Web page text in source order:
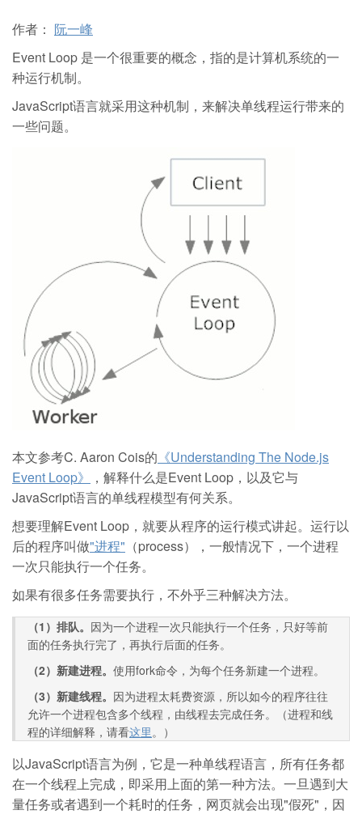
作者： 阮一峰
Event Loop 是一个很重要的概念，指的是计算机系统的一
种运行机制。
JavaScript语言就采用这种机制，来解决单线程运行带来的
一些问题。
本文参考C. Aaron Cois的 《Understanding The Node.js
Event Loop》
，解释什么是Event Loop，以及它与
JavaScript语言的单线程模型有何关系。
想要理解Event Loop，就要从程序的运行模式讲起。运行以
后的程序叫做"进程" （process），一般情况下，一个进程
一次只能执行一个任务。
如果有很多任务需要执行，不外乎三种解决方法。
（1）排队。 因为一个进程一次只能执行一个任务，只好等前
面的任务执行完了，再执行后面的任务。
（2）新建进程。 使用fork命令，为每个任务新建一个进程。
（3）新建线程。 因为进程太耗费资源，所以如今的程序往往
允许一个进程包含多个线程，由线程去完成任务。（进程和线
程的详细解释，请看这里。）
以JavaScript语言为例，它是一种单线程语言，所有任务都
在一个线程上完成，即采用上面的第一种方法。一旦遇到大
量任务或者遇到一个耗时的任务，网页就会出现"假死"，因